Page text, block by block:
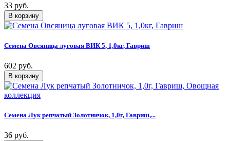
33 руб.
Семена Овсяница луговая ВИК 5, 1,0кг, Гавриш
602 руб.
Семена Лук репчатый Золотничок, 1,0г, Гавриш,...
36 руб.